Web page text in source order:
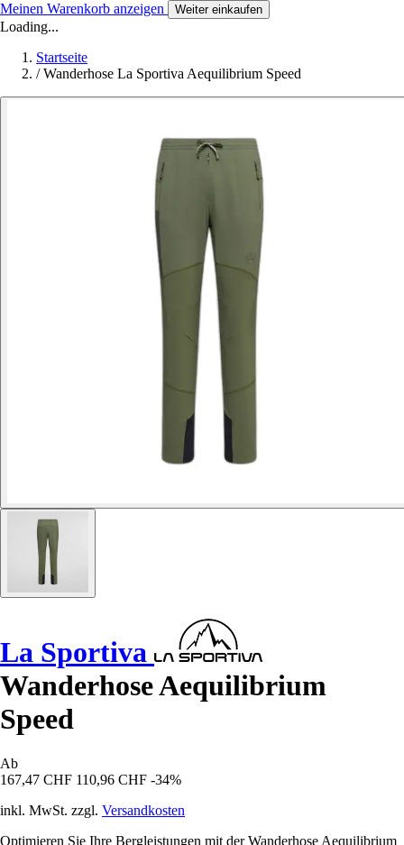
Meinen Warenkorb anzeigen Weiter einkaufen
Loading...
Startseite
/ Wanderhose La Sportiva Aequilibrium Speed
La Sportiva
Wanderhose Aequilibrium
Speed
Ab
167,47 CHF 110,96 CHF -34%
inkl. MwSt. zzgl. Versandkosten
Optimieren Sie Ihre Bergleistungen mit der Wanderhose Aequilibrium